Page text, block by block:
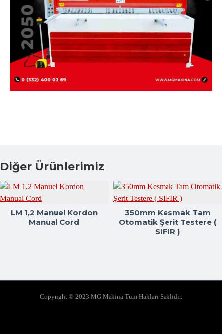
Diğer Ürünlerimiz
LM 1,2 Manuel Kordon
Manual Cord
350mm Kesmak Tam
Otomatik Şerit Testere (
SIFIR )
Copyright © 2023 MG Makina Tüm Hakları Saklıdır.